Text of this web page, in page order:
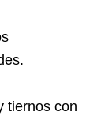
tiernos con